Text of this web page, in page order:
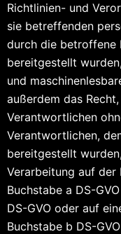
Richtlinien- und
sie betreffenden
durch die betroffene
bereitgestellt
und
außerdem das
Verantwortlichen
Verantwortlichen,
bereitgestellt
Verarbeitung auf der
Buchstabe a DS-
DS-GVO oder auf
Buchstabe b DS-